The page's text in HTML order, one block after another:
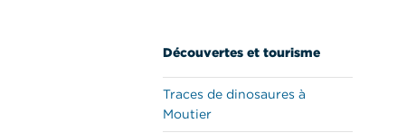
Découvertes et tourisme
Traces de dinosaures à
Moutier